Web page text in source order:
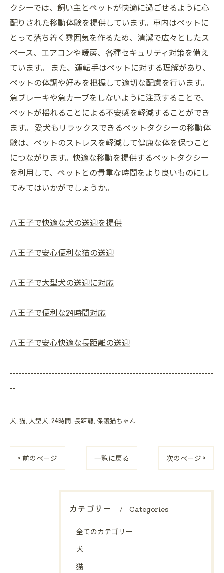
クシーでは、飼い主とペットが快適に過ごせるように心
配りされた移動体験を提供しています。車内はペットに
とって落ち着く雰囲気を作るため、清潔で広々としたス
ペース、エアコンや暖房、各種セキュリティ対策を備え
ています。 また、運転手はペットに対する理解があり、
ペットの体調や好みを把握して適切な配慮を行います。
急ブレーキや急カーブをしないように注意することで、
ペットが揺れることによる不安感を軽減することができ
ます。 愛犬もリラックスできるペットタクシーの移動体
験は、ペットのストレスを軽減して健康な体を保つこと
につながります。快適な移動を提供するペットタクシー
を利用して、ペットとの貴重な時間をより良いものにし
てみてはいかがでしょうか。
八王子で快適な犬の送迎を提供
八王子で安心便利な猫の送迎
八王子で大型犬の送迎に対応
八王子で便利な24時間対応
八王子で安心快適な長距離の送迎
--------------------------------------------------------------------
--
犬 猫 大型犬 24時間 長距離 保護猫ちゃん
< 前のページ 一覧に戻る 次のページ >
カテゴリー Categories
全てのカテゴリー
犬
猫